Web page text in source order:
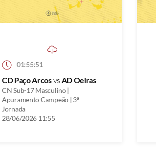
01:55:51
CD Paço Arcosvs AD Oeiras
CN Sub-17 Masculino |
Apuramento Campeão | 3ª
Jornada
28/06/2026 11:55